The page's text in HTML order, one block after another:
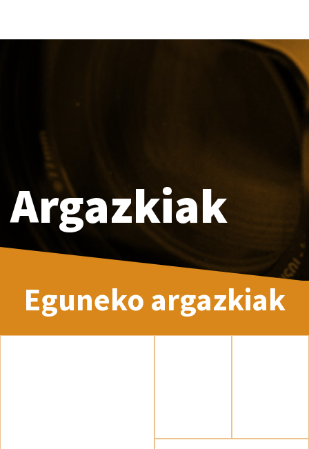
Argazkiak
Eguneko argazkiak